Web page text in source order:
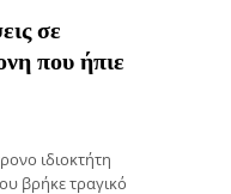
σε
που ήπιε
ιδιοκτήτη
βρήκε τραγικό